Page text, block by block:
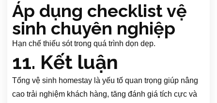
Áp dụng checklist vệ
sinh chuyên nghiệp
Hạn chế thiếu sót trong quá trình dọn dẹp.
11. Kết luận
Tổng vệ sinh homestay là yếu tố quan trọng giúp nâng
cao trải nghiệm khách hàng, tăng đánh giá tích cực và